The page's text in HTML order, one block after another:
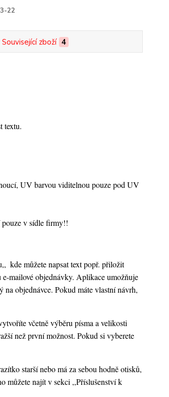
22
Související zboží 4
textu.
UV barvou viditelnou pouze pod UV
v sídle firmy!!
kde můžete napsat text popř. přiložit
mailové objednávky. Aplikace umožňuje
objednávce. Pokud máte vlastní návrh,
včetně výběru písma a velikosti
než první možnost. Pokud si vyberete
starší nebo má za sebou hodně otisků,
můžete najít v sekci ,,Příslušenství k